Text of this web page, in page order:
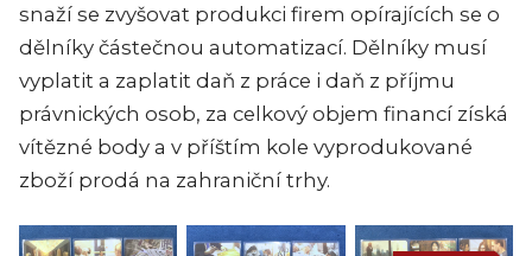
snaží se zvyšovat produkci firem opírajících se o
dělníky částečnou automatizací. Dělníky musí
vyplatit a zaplatit daň z práce i daň z příjmu
právnických osob, za celkový objem financí získá
vítězné body a v příštím kole vyprodukované
zboží prodá na zahraniční trhy.